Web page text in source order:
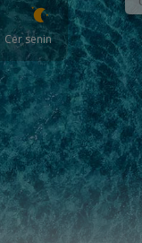
Cer senin